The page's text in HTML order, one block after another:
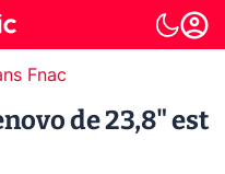
Fnac
de 23,8" est